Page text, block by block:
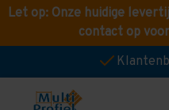
Let op: Onze huidige
contact op